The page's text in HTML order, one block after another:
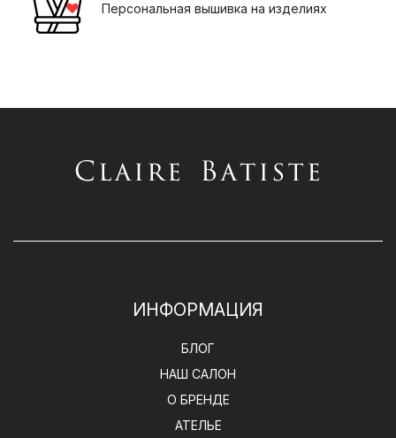
Персональная вышивка на изделиях
ИНФОРМАЦИЯ
БЛОГ
НАШ САЛОН
О БРЕНДЕ
АТЕЛЬЕ